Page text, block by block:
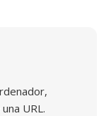
URL.